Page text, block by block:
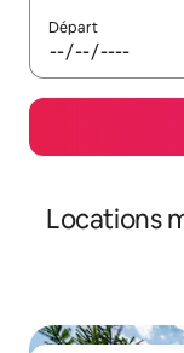
Départ
Locations